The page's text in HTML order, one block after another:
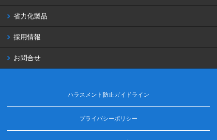
省力化製品
採用情報
お問合せ
ハラスメント防止ガイドライン
プライバシーポリシー